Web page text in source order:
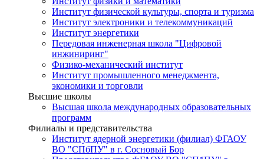
Институт физической культуры, спорта и туризма
Институт электроники и телекоммуникаций
Институт энергетики
Передовая инженерная школа "Цифровой
инжиниринг"
Физико-механический институт
Институт промышленного менеджмента,
экономики и торговли
Высшие школы
Высшая школа международных образовательных
программ
Филиалы и представительства
Институт ядерной энергетики (филиал) ФГАОУ
ВО "СПбПУ" в г. Сосновый Бор